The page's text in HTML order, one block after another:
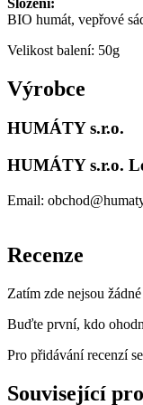
BIO humát, vepřové
Velikost balení: 50g
Výrobce
HUMÁTY s.r.o.
HUMÁTY s.r.o.
Email:
Recenze
Zatím zde nejsou
Buďte první, kdo
Pro přidávání recenzí
Související